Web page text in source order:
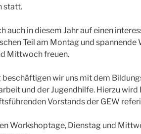
statt.
auch in diesem Jahr auf einen
Teil am Montag und spannende
Mittwoch freuen.
wir uns mit dem
und der Jugendhilfe. Hierzu
Vorstands der GEW
Workshoptage, Dienstag und